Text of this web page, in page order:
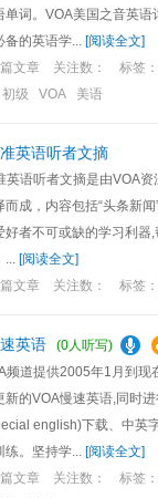
单词。VOA美国之音英
备的英语学... [阅读全文]
文章 关注数： 标签：
级 VOA 美语
英语听者文摘
英语听者文摘是由VOA
而成，内容包括“头条新
好者不可或缺的学习利
... [阅读全文]
文章 关注数： 标签：
英语
(0人听写)
频道提供2005年1月到现
新的VOA慢速英语,同时
english)下载、中英
练。坚持学... [阅读全文]
文章 关注数： 标签